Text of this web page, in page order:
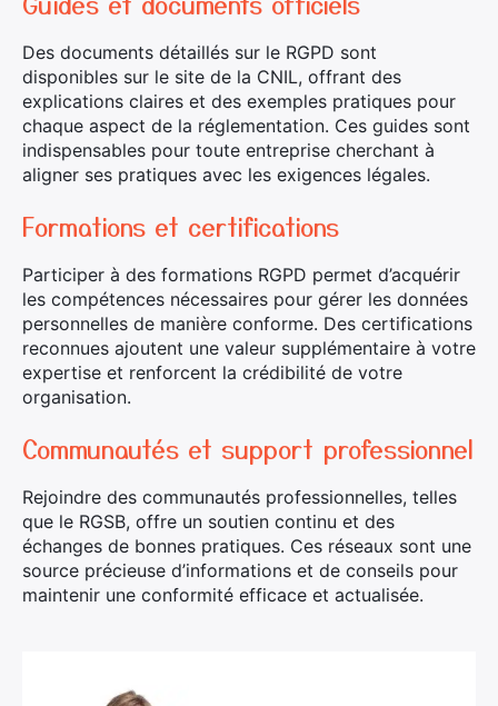
Des documents détaillés sur le RGPD sont
disponibles sur le site de la CNIL, offrant des
explications claires et des exemples pratiques pour
chaque aspect de la réglementation. Ces guides sont
indispensables pour toute entreprise cherchant à
aligner ses pratiques avec les exigences légales.
Formations et certifications
Participer à des formations RGPD permet d’acquérir
les compétences nécessaires pour gérer les données
personnelles de manière conforme. Des certifications
reconnues ajoutent une valeur supplémentaire à votre
expertise et renforcent la crédibilité de votre
organisation.
Communautés et support professionnel
Rejoindre des communautés professionnelles, telles
que le RGSB, offre un soutien continu et des
échanges de bonnes pratiques. Ces réseaux sont une
source précieuse d’informations et de conseils pour
maintenir une conformité efficace et actualisée.